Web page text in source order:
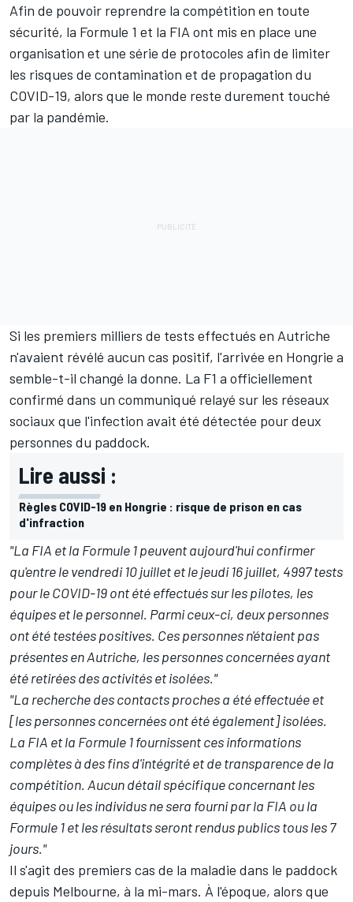
Afin de pouvoir reprendre la compétition en toute
sécurité, la Formule 1 et la FIA ont mis en place une
organisation et une série de protocoles afin de limiter
les risques de contamination et de propagation du
COVID-19, alors que le monde reste durement touché
par la pandémie.
Si les premiers milliers de tests effectués en Autriche
n'avaient révélé aucun cas positif, l'arrivée en Hongrie a
semble-t-il changé la donne. La F1 a officiellement
confirmé dans un communiqué relayé sur les réseaux
sociaux que l'infection avait été détectée pour deux
personnes du paddock.
Lire aussi :
Règles COVID-19 en Hongrie : risque de prison en cas
d'infraction
"La FIA et la Formule 1 peuvent aujourd'hui confirmer
qu'entre le vendredi 10 juillet et le jeudi 16 juillet, 4997 tests
pour le COVID-19 ont été effectués sur les pilotes, les
équipes et le personnel. Parmi ceux-ci, deux personnes
ont été testées positives. Ces personnes n'étaient pas
présentes en Autriche, les personnes concernées ayant
été retirées des activités et isolées."
"La recherche des contacts proches a été effectuée et
[les personnes concernées ont été également] isolées.
La FIA et la Formule 1 fournissent ces informations
complètes à des fins d'intégrité et de transparence de la
compétition. Aucun détail spécifique concernant les
équipes ou les individus ne sera fourni par la FIA ou la
Formule 1 et les résultats seront rendus publics tous les 7
jours."
Il s'agit des premiers cas de la maladie dans le paddock
depuis Melbourne, à la mi-mars. À l'époque, alors que